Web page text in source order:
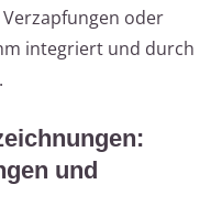
oder
integriert und durch
und